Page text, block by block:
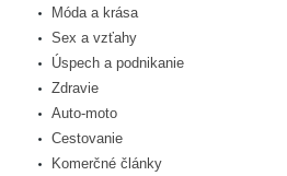
Móda a krása
Sex a vzťahy
Úspech a podnikanie
Zdravie
Auto-moto
Cestovanie
Komerčné články